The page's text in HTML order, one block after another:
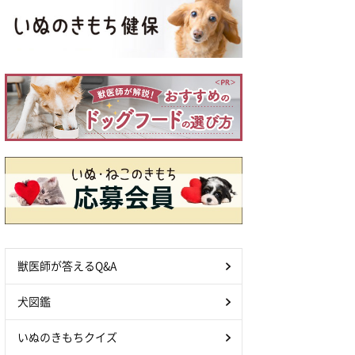
獣医師が答えるQ&A
犬図鑑
いぬのきもちクイズ